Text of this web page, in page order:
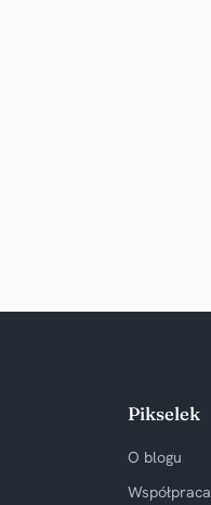
Pikselek
O blogu
Współpraca